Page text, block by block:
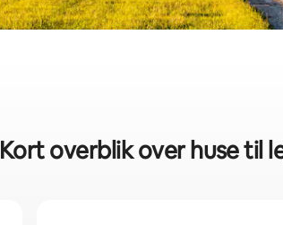
Kort overblik over huse til